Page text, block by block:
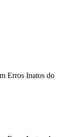
Erros Inatos do